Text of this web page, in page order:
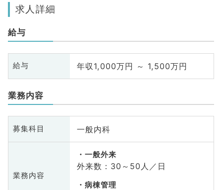
求人詳細
給与
給与 年収1,000万円 ～ 1,500万円
業務内容
募集科目 一般内科
業務内容
一般外来
外来数：30～50人／日
病棟管理